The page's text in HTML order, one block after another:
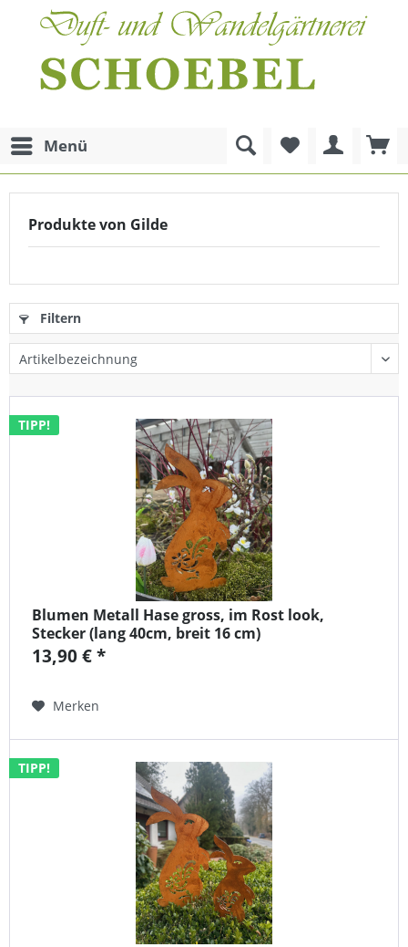
Menü
Produkte von Gilde
Filtern
TIPP!
Blumen Metall Hase gross, im Rost look,
Stecker (lang 40cm, breit 16 cm)
13,90 € *
Merken
TIPP!